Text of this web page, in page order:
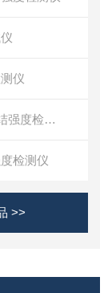
仪
XH-6000N智能粘结强度检测仪
检测仪
>>